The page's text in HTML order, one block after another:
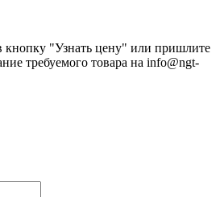
кнопку "Узнать цену" или пришлите
требуемого товара на info@ngt-